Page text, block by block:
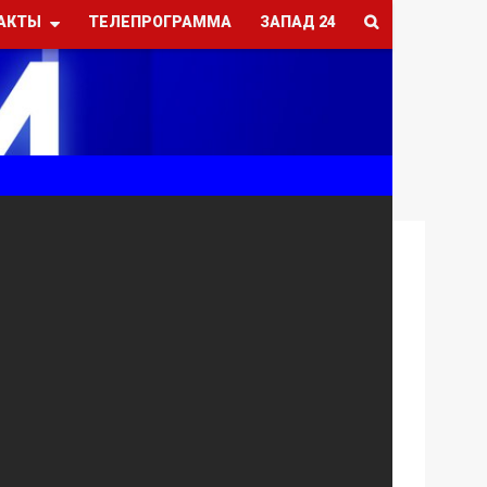
ТЕЛЕПРОГРАММА ЗАПАД 24